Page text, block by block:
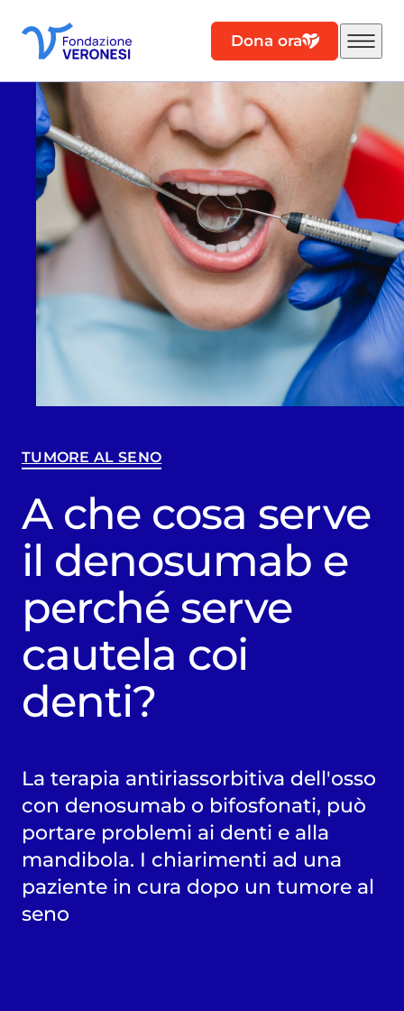
Dona ora
TUMORE AL SENO
A che cosa serve
il denosumab e
perché serve
cautela coi
denti?
La terapia antiriassorbitiva dell'osso
con denosumab o bifosfonati, può
portare problemi ai denti e alla
mandibola. I chiarimenti ad una
paziente in cura dopo un tumore al
seno